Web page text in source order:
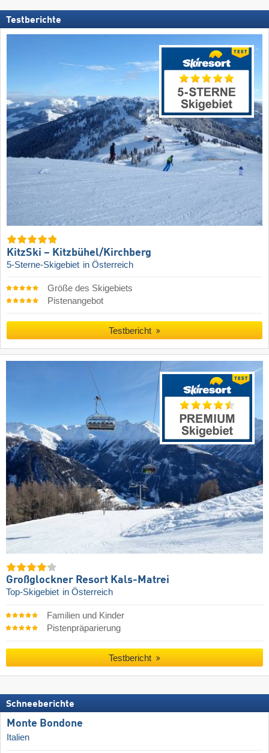
Testberichte
KitzSki – Kitzbühel/​Kirchberg
5-Sterne-Skigebiet in Österreich
Größe des Skigebiets
Pistenangebot
Testbericht
Großglockner Resort Kals-Matrei
Top-Skigebiet in Österreich
Familien und Kinder
Pistenpräparierung
Testbericht
Schneeberichte
Monte Bondone
Italien